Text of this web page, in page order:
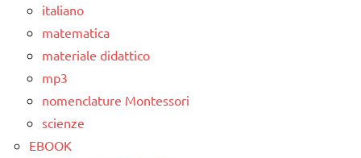
italiano
matematica
materiale didattico
mp3
nomenclature Montessori
scienze
EBOOK